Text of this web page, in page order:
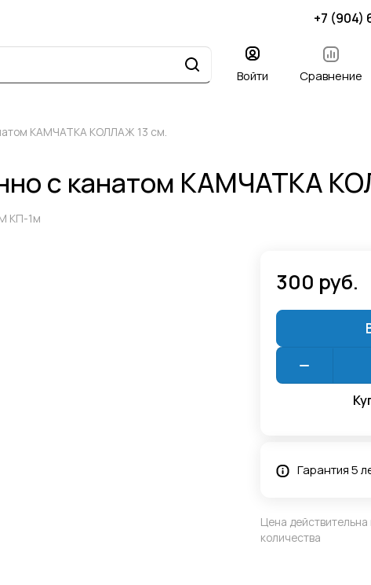
+7 (904)
Войти Сравнение
КАМЧАТКА КОЛЛАЖ 13 см.
с канатом КАМЧАТКА
КП-1м
300 руб.
Гарантия 5
Цена
количества